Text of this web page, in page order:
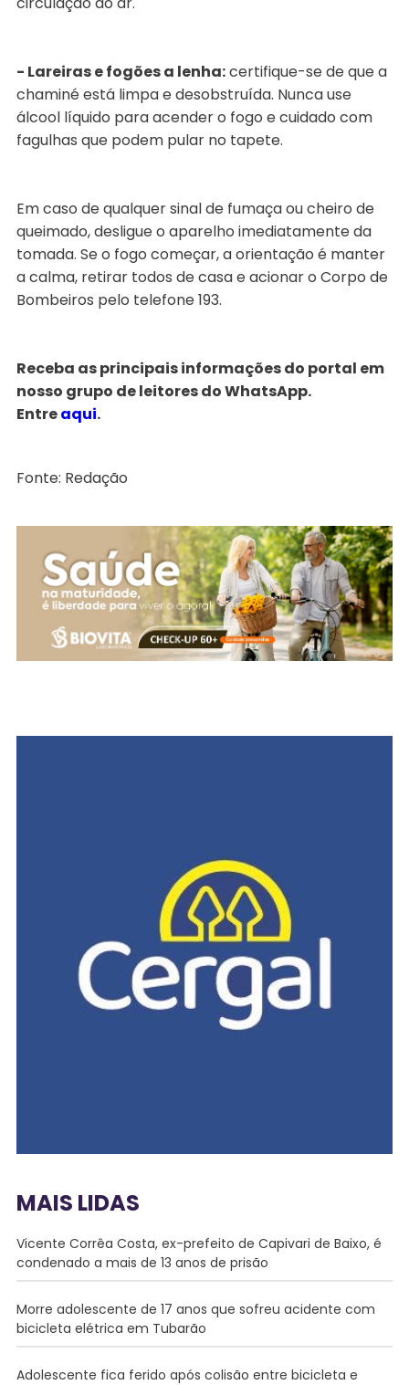
- Lareiras e fogões a lenha:certifique-se de que a
chaminé está limpa e desobstruída. Nunca use
álcool líquido para acender o fogo e cuidado com
fagulhas que podem pular no tapete.
Em caso de qualquer sinal de fumaça ou cheiro de
queimado, desligue o aparelho imediatamente da
tomada. Se o fogo começar, a orientação é manter
a calma, retirar todos de casa e acionar o Corpo de
Bombeiros pelo telefone 193.
Receba as principais informações do portal em
nosso grupo de leitores do WhatsApp.
Entreaqui.
Fonte: Redação
MAIS LIDAS
Vicente Corrêa Costa, ex-prefeito de Capivari de Baixo, é
condenado a mais de 13 anos de prisão
Morre adolescente de 17 anos que sofreu acidente com
bicicleta elétrica em Tubarão
Adolescente fica ferido após colisão entre bicicleta e